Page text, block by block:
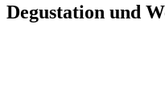
Degustation und